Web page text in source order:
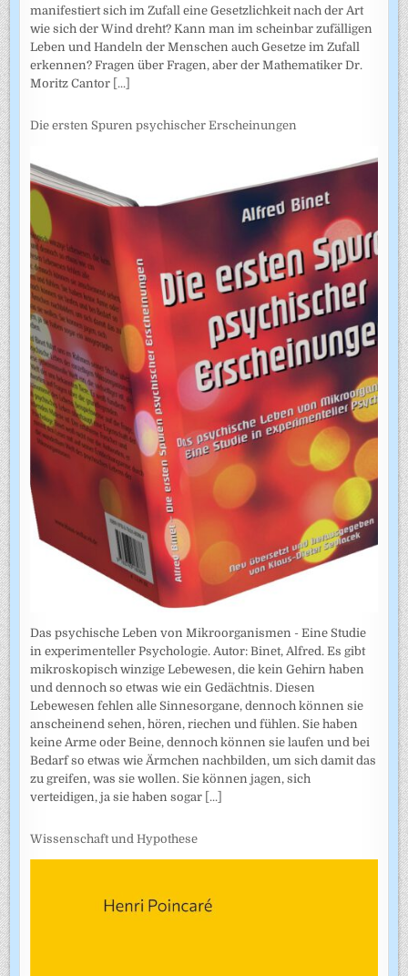
manifestiert sich im Zufall eine Gesetzlichkeit nach der Art
wie sich der Wind dreht? Kann man im scheinbar zufälligen
Leben und Handeln der Menschen auch Gesetze im Zufall
erkennen? Fragen über Fragen, aber der Mathematiker Dr.
Moritz Cantor [...]
Die ersten Spuren psychischer Erscheinungen
Das psychische Leben von Mikroorganismen - Eine Studie
in experimenteller Psychologie. Autor: Binet, Alfred. Es gibt
mikroskopisch winzige Lebewesen, die kein Gehirn haben
und dennoch so etwas wie ein Gedächtnis. Diesen
Lebewesen fehlen alle Sinnesorgane, dennoch können sie
anscheinend sehen, hören, riechen und fühlen. Sie haben
keine Arme oder Beine, dennoch können sie laufen und bei
Bedarf so etwas wie Ärmchen nachbilden, um sich damit das
zu greifen, was sie wollen. Sie können jagen, sich
verteidigen, ja sie haben sogar [...]
Wissenschaft und Hypothese